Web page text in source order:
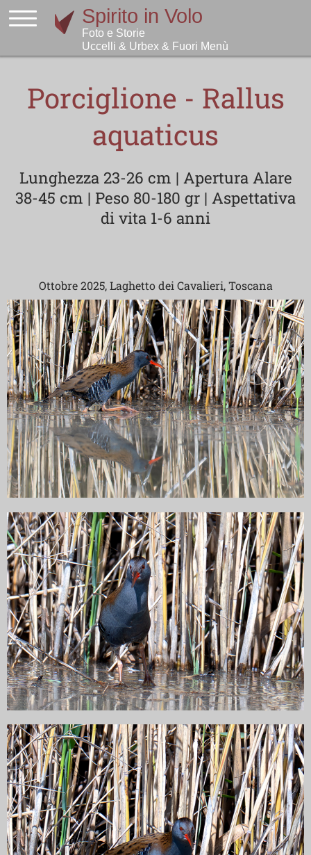
Porciglione - Rallus
aquaticus
Lunghezza 23-26 cm | Apertura Alare
38-45 cm | Peso 80-180 gr | Aspettativa
di vita 1-6 anni
Ottobre 2025, Laghetto dei Cavalieri, Toscana